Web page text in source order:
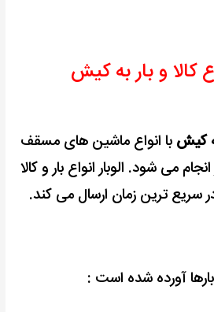
کالا و بار به کیش
کیش با انواع ماشین های مسقف
انجام می شود. الوبار انواع بار و کالا
سریع ترین زمان ارسال می کند.
آورده شده است :